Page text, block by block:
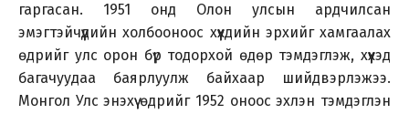
гаргасан. 1951 онд Олон улсын ардчилсан
эмэгтэйчүүдийн холбооноос хүүхдийн эрхийг хамгаалах
өдрийг улс орон бүр тодорхой өдөр тэмдэглэж, хүүхэд
багачуудаа баярлуулж байхаар шийдвэрлэжээ.
Монгол Улс энэхүү өдрийг 1952 оноос эхлэн тэмдэглэн